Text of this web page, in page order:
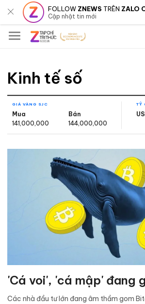
FOLLOW ZNEWS TRÊN ZALO
Cập nhật tin mới
Kinh tế số
GIÁ VÀNG SJC
Mua
141,000,000
Bán
144,000,000
TỶ
'Cá voi', 'cá mập' đang
Các nhà đầu tư lớn đang âm thầm gom